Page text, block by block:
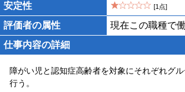
安定性 [1点]
評価者の属性
現在この職種で
仕事内容の詳細
障がい児と認知症高齢者を対象にそれぞれグ
行う。